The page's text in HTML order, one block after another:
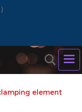
element